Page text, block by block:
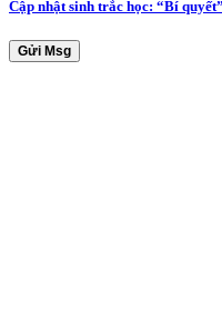
Cập nhật sinh trắc học: “Bí
Gửi Msg